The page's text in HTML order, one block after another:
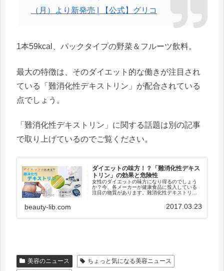
（月）より新発売 | 【公式】グリコ
1本59kcal、パックタイプの野菜＆フルーツ飲料。
最大の特徴は、そのダイエット的な働きが注目され
ている「難消化性デキストリン」が配合されている
点でしょう。
「難消化性デキストリン」に関する話題は別の記事
で取り上げているのでご覧ください。
ダイエットの味方！？「難消化性デキス
トリン」の効果と危険性
女性のダイエットの味方になり得るのでしょう
か？今、各メーカーが健康食品に投入している
注目の物質があります。難消化性デキストリン
ラダの余計な脂肪も減っていく・・・と言われ
ており、近年注目を浴びています...
beauty-lib.com 2017.03.23
美容のニュース
ちょっと気になる美容ニュース